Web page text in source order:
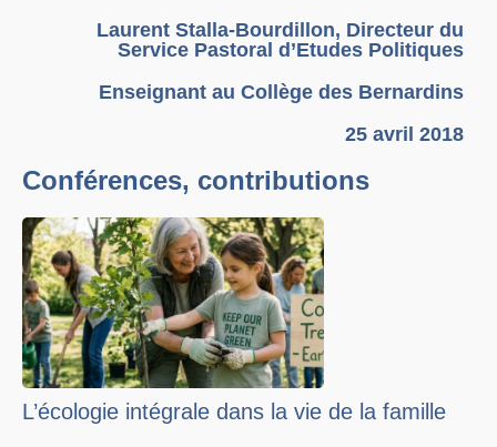
Laurent Stalla-Bourdillon, Directeur du
Service Pastoral d’Etudes Politiques
Enseignant au Collège des Bernardins
25 avril 2018
Conférences, contributions
L’écologie intégrale dans la vie de la famille